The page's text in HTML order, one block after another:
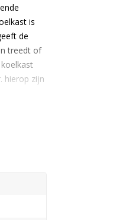
is
de
treedt of
hierop zijn
MF60L-